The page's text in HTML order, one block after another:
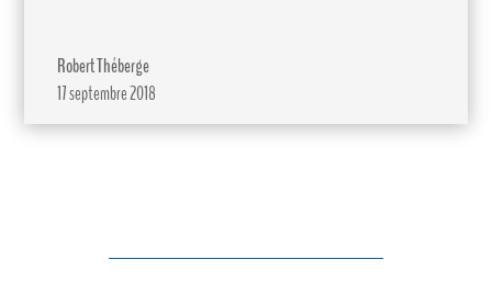
Robert Théberge
17 septembre 2018